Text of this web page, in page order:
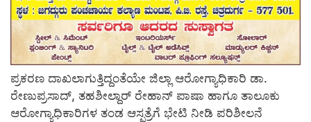
ಪ್ರಕರಣ ದಾಖಲಾಗುತ್ತಿದ್ದಂತೆಯೇ ಜಿಲ್ಲಾ ಆರೋಗ್ಯಾಧಿಕಾರಿ ಡಾ.
ರೇಣುಪ್ರಸಾದ್, ತಹಶೀಲ್ದಾರ್ ರೇಹಾನ್ ಪಾಷಾ ಹಾಗೂ ತಾಲೂಕು
ಆರೋಗ್ಯಾಧಿಕಾರಿಗಳ ತಂಡ ಆಸ್ಪತ್ರೆಗೆ ಭೇಟಿ ನೀಡಿ ಪರಿಶೀಲನೆ